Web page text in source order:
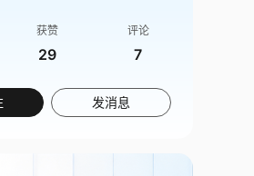
获赞
29
评论
7
发消息